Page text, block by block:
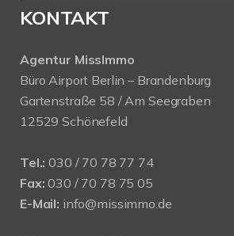
KONTAKT
Agentur MissImmo
Büro Airport Berlin – Brandenburg
Gartenstraße 58 / Am Seegraben
12529 Schönefeld
Tel.: 030 / 70 78 77 74
Fax: 030 / 70 78 75 05
E-Mail: info@missimmo.de